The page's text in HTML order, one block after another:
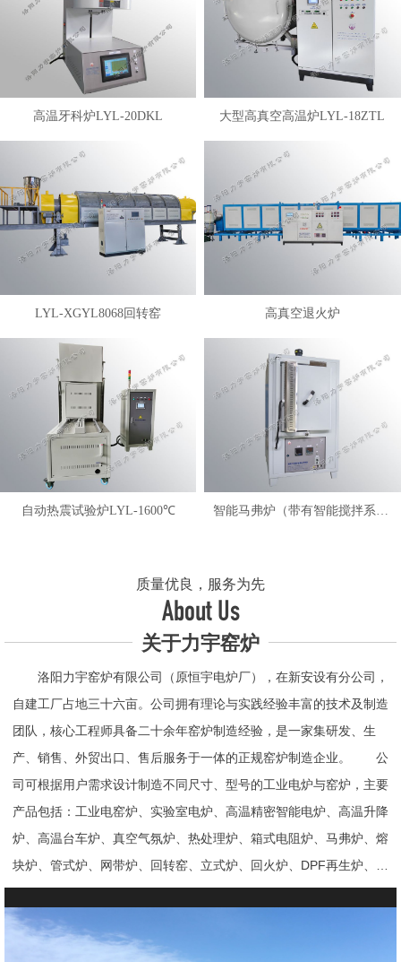
高温牙科炉LYL-20DKL 大型高真空高温炉LYL-18ZTL
LYL-XGYL8068回转窑 高真空退火炉
自动热震试验炉LYL-1600℃
质量优良，服务为先
About Us
关于力宇窑炉
洛阳力宇窑炉有限公司（原恒宇电炉厂），在新安设有分公司，
自建工厂占地三十六亩。公司拥有理论与实践经验丰富的技术及制造
团队，核心工程师具备二十余年窑炉制造经验，是一家集研发、生
产、销售、外贸出口、售后服务于一体的正规窑炉制造企业。 公
司可根据用户需求设计制造不同尺寸、型号的工业电炉与窑炉，主要
产品包括：工业电窑炉、实验室电炉、高温精密智能电炉、高温升降
炉、高温台车炉、真空气氛炉、热处理炉、箱式电阻炉、马弗炉、熔
块炉、管式炉、网带炉、回转窑、立式炉、回火炉、DPF再生炉、试
验电炉、钟罩炉、退火炉、烧结炉、热震炉、高真空炉、重烧炉、牙
科烤瓷炉、真空CVD管式炉、高温节能电炉、气氛炉、井式电炉、
熔炼炉、推板窑炉、辊道窑炉、烘箱、真空干燥箱、工业烘箱、发热